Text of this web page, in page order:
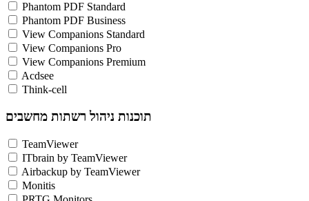
Phantom PDF Standard
Phantom PDF Business
View Companions Standard
View Companions Pro
View Companions Premium
Acdsee
Think-cell
תוכנות ניהול רשתות מחשבים
TeamViewer
ITbrain by TeamViewer
Airbackup by TeamViewer
Monitis